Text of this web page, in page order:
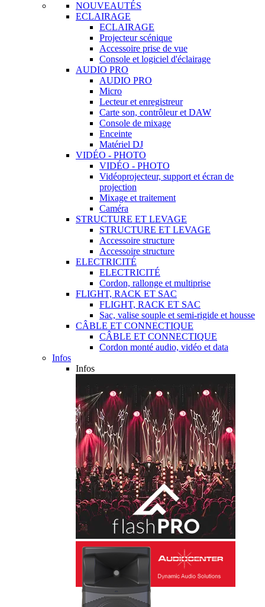
NOUVEAUTÉS
ECLAIRAGE
ECLAIRAGE
Projecteur scénique
Accessoire prise de vue
Console et logiciel d'éclairage
AUDIO PRO
AUDIO PRO
Micro
Lecteur et enregistreur
Carte son, contrôleur et DAW
Console de mixage
Enceinte
Matériel DJ
VIDÉO - PHOTO
VIDÉO - PHOTO
Vidéoprojecteur, support et écran de
projection
Mixage et traitement
Caméra
STRUCTURE ET LEVAGE
STRUCTURE ET LEVAGE
Accessoire structure
Accessoire structure
ELECTRICITÉ
ELECTRICITÉ
Cordon, rallonge et multiprise
FLIGHT, RACK ET SAC
FLIGHT, RACK ET SAC
Sac, valise souple et semi-rigide et housse
CÂBLE ET CONNECTIQUE
CÂBLE ET CONNECTIQUE
Cordon monté audio, vidéo et data
Infos
Infos